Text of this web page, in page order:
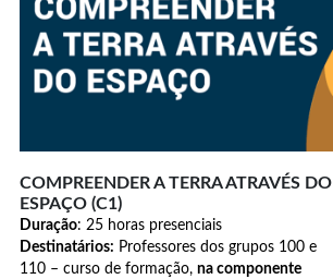
COMPREENDER A TERRA ATRAVÉS DO
ESPAÇO (C1)
Duração: 25 horas presenciais
Destinatários: Professores dos grupos 100 e
110 – curso de formação,na componente